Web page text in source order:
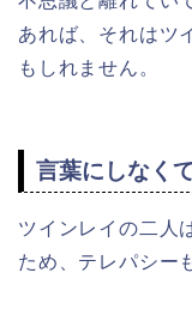
あれば、それはツ
もしれません。
言葉にしなく
ツインレイの二人
ため、テレパシー